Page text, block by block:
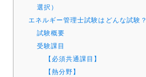
選択）
エネルギー管理士試験はどんな試験？
試験概要
受験課目
【必須共通課目】
【熱分野】